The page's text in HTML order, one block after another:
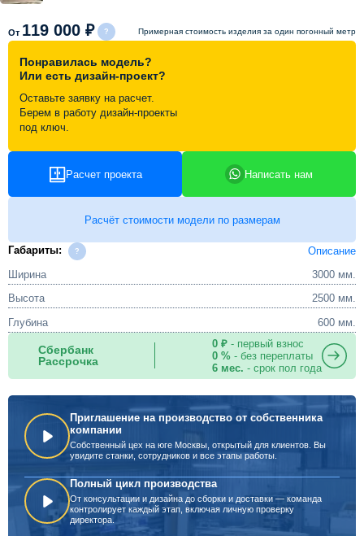
Контакты
От 119 000 ₽ Примерная стоимость изделия за один погонный метр
Понравилась модель?
Или есть дизайн-проект?
Оставьте заявку на расчет.
Берем в работу дизайн-проекты
под ключ.
Расчет проекта Написать нам
Расчёт стоимости модели по размерам
Габариты:
Описание
Ширина
3000 мм.
Высота
2500 мм.
Глубина
600 мм.
Сбербанк
Рассрочка
0 ₽- первый взнос
0 %- без переплаты
6 мес. - срок пол года
Приглашение на производство от собственника
компании
Собственный цех на юге Москвы, открытый для клиентов. Вы
увидите станки, сотрудников и все этапы работы.
Полный цикл производства
От консультации и дизайна до сборки и доставки — команда
контролирует каждый этап, включая личную проверку
директора.